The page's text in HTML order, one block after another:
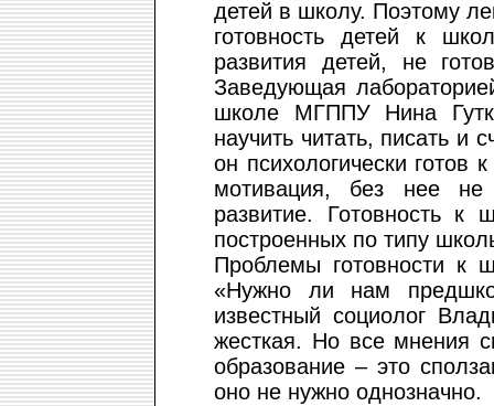
детей в школу. Поэтому
готовность детей к
развития детей, не
Заведующая
школе МГППУ Нина
научить читать, писать и
он психологически готов
мотивация, без нее
развитие. Готовность
построенных по типу
Проблемы готовности к
«Нужно ли нам
известный социолог
жесткая. Но все мнения
образование – это
оно не нужно однозначно.